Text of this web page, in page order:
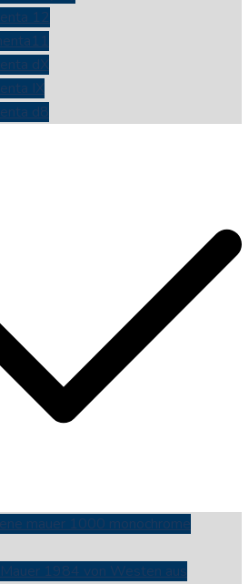
12
dX
IX
d8
mauer 1000 monochrome
1984 von Westen aus